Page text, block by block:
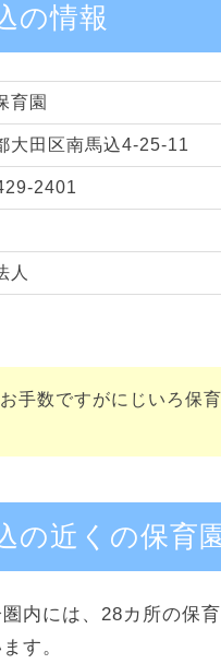
の情報
育園
大田区南馬込4-25-11
2401
人
手数ですがにじいろ保
の近くの保育
内には、28カ所の保育
す。